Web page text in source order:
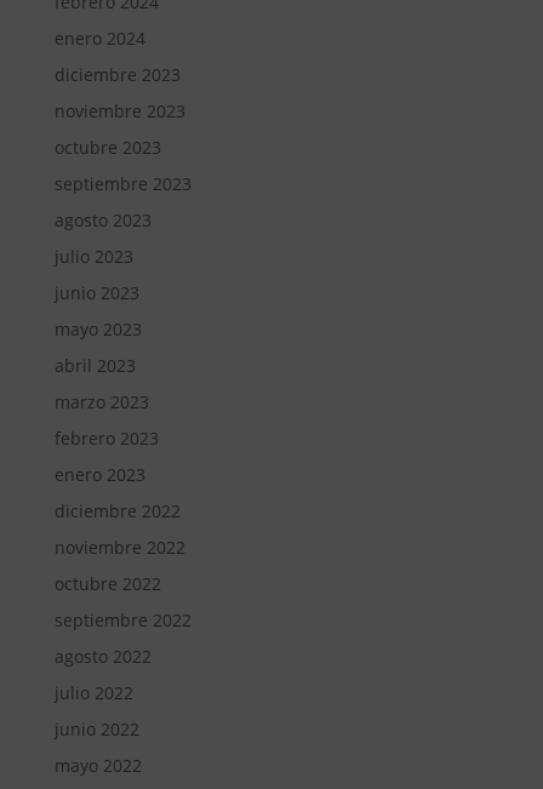
enero 2024
diciembre 2023
noviembre 2023
octubre 2023
septiembre 2023
agosto 2023
julio 2023
junio 2023
mayo 2023
abril 2023
marzo 2023
febrero 2023
enero 2023
diciembre 2022
noviembre 2022
octubre 2022
septiembre 2022
agosto 2022
julio 2022
junio 2022
mayo 2022